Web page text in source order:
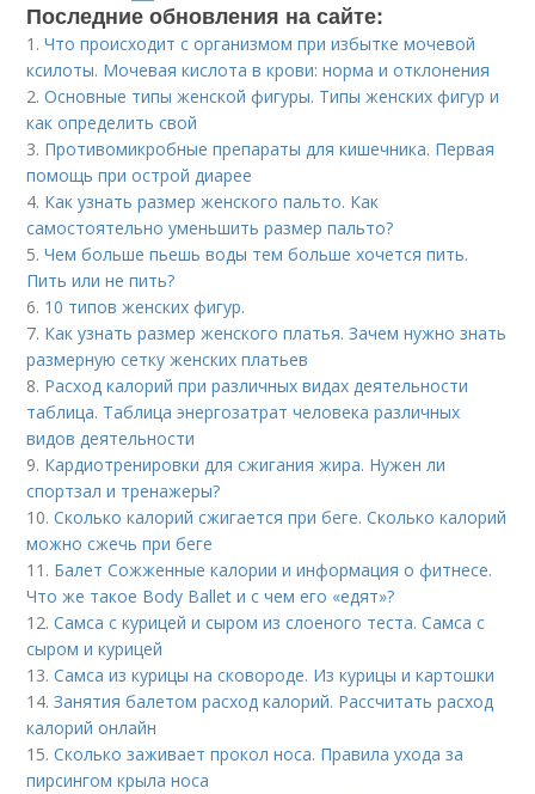
Последние обновления на сайте:
1.Что происходит с организмом при избытке мочевой
ксилоты. Мочевая кислота в крови: норма и отклонения
2.Основные типы женской фигуры. Типы женских фигур и
как определить свой
3. Противомикробные препараты для кишечника. Первая
помощь при острой диарее
4. Как узнать размер женского пальто. Как
самостоятельно уменьшить размер пальто?
5.Чем больше пьешь воды тем больше хочется пить.
Пить или не пить?
6. 10 типов женских фигур.
7. Как узнать размер женского платья. Зачем нужно знать
размерную сетку женских платьев
8. Расход калорий при различных видах деятельности
таблица. Таблица энергозатрат человека различных
видов деятельности
9. Кардиотренировки для сжигания жира. Нужен ли
спортзал и тренажеры?
10.Сколько калорий сжигается при беге. Сколько калорий
можно сжечь при беге
11. Балет Сожженные калории и информация о фитнесе.
Что же такое Body Ballet и с чем его «едят»?
12.Самса с курицей и сыром из слоеного теста. Самса с
сыром и курицей
13.Самса из курицы на сковороде. Из курицы и картошки
14.Занятия балетом расход калорий. Рассчитать расход
калорий онлайн
15.Сколько заживает прокол носа. Правила ухода за
пирсингом крыла носа